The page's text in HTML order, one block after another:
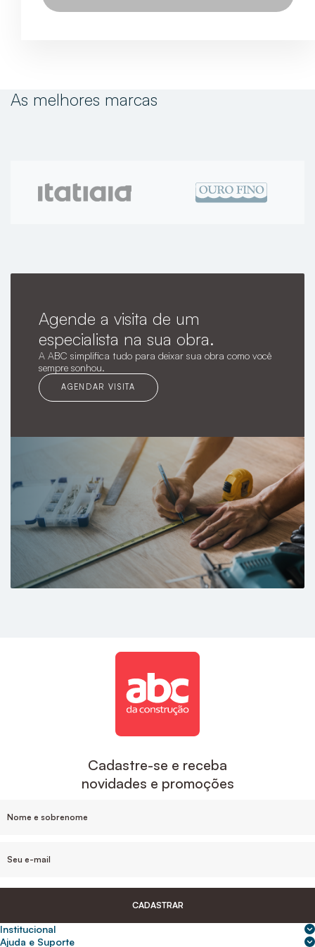
As melhores marcas
Agende a visita de um
especialista na sua obra.
A ABC simplifica tudo para deixar sua obra como você
sempre sonhou.
AGENDAR VISITA
Cadastre-se e receba
novidades e promoções
CADASTRAR
Institucional
Sobre nós
Ajuda e Suporte